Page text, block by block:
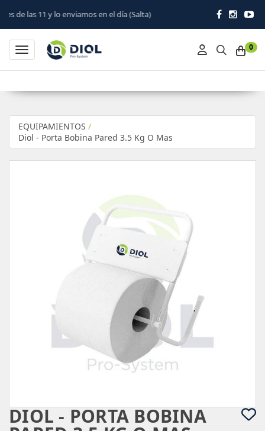
en el día (Salta)
0
Toggle navigation
EQUIPAMIENTOS /
Diol - Porta Bobina Pared 3.5 Kg O Mas
DIOL - PORTA BOBINA